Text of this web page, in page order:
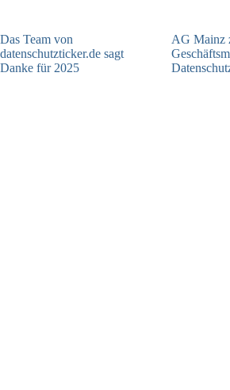
Das Team von
datenschutzticker.de sagt
Danke für 2025
AG Mainz